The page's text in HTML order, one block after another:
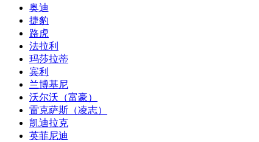
奥迪
捷豹
路虎
法拉利
玛莎拉蒂
宾利
兰博基尼
沃尔沃（富豪）
雷克萨斯（凌志）
凯迪拉克
英菲尼迪